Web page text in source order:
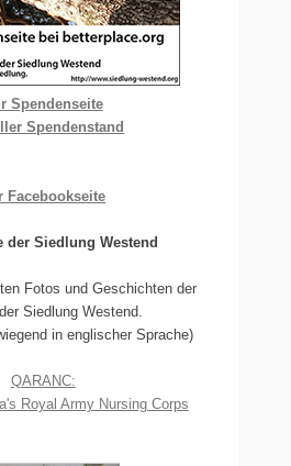
Spendenseite
Spendenstand
Facebookseite
der Siedlung Westend
Fotos und Geschichten der
Siedlung Westend.
in englischer Sprache)
QARANC:
Royal Army Nursing Corps